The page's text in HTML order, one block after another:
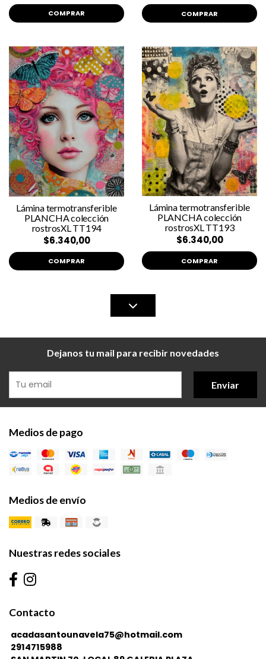
COMPRAR COMPRAR
Lámina termotransferible
PLANCHA colección
rostrosXL TT194
$6.340,00
COMPRAR
Lámina termotransferible
PLANCHA colección
rostrosXL TT193
$6.340,00
COMPRAR
Dejanos tu mail para recibir novedades
Enviar
Medios de pago
Medios de envío
Nuestras redes sociales
Contacto
acadasantounavela75@hotmail.com
2914715988